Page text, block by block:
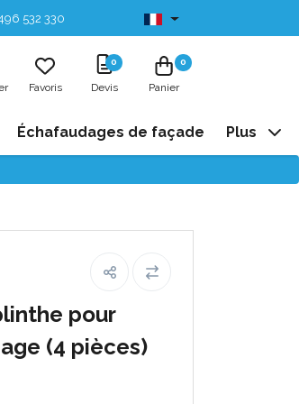
532 330 Disponibles de stock
Favoris
0
Devis
0
Panier
Échafaudages de façade Plus
pour
(4 pièces)